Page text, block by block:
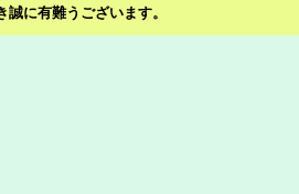
誠に有難うございます。